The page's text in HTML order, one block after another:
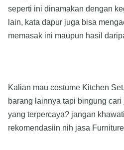
seperti ini dinamakan dengan
lain, kata dapur juga bisa
memasak ini maupun hasil
Kalian mau costume Kitchen
barang lainnya tapi bingung
yang terpercaya? jangan
rekomendasiin nih jasa